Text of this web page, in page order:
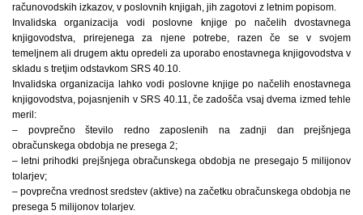
računovodskih izkazov, v poslovnih knjigah, jih zagotovi z letnim popisom.
Invalidska organizacija vodi poslovne knjige po načelih dvostavnega
knjigovodstva, prirejenega za njene potrebe, razen če se v svojem
temeljnem ali drugem aktu opredeli za uporabo enostavnega knjigovodstva v
skladu s tretjim odstavkom SRS 40.10.
Invalidska organizacija lahko vodi poslovne knjige po načelih enostavnega
knjigovodstva, pojasnjenih v SRS 40.11, če zadošča vsaj dvema izmed tehle
meril:
– povprečno število redno zaposlenih na zadnji dan prejšnjega
obračunskega obdobja ne presega 2;
– letni prihodki prejšnjega obračunskega obdobja ne presegajo 5 milijonov
tolarjev;
– povprečna vrednost sredstev (aktive) na začetku obračunskega obdobja ne
presega 5 milijonov tolarjev.